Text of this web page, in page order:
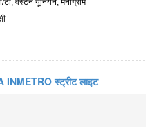
टी, वेस्टर्न यूनियन, मनीग्राम
स्ट्रीट लाइट